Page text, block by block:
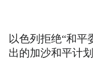
题派对，活动将
的公众参与。9月
国家剧院现场
以色列拒绝“和平
出的加沙和平计划